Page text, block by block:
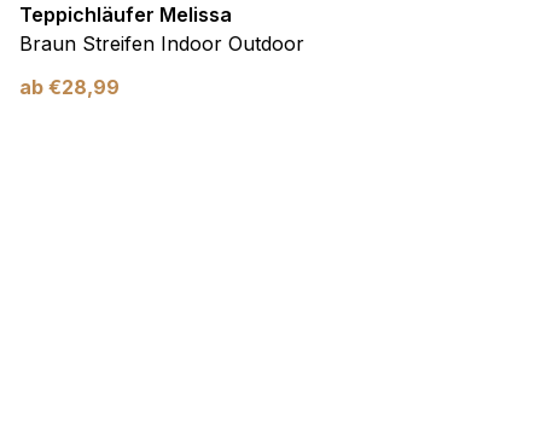
Teppichläufer Melissa
Braun Streifen Indoor Outdoor
ab €28,99